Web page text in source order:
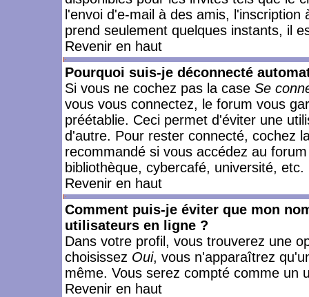
l'envoi d'e-mail à des amis,
prend seulement quelques instants, il
Revenir en haut
Pourquoi suis-je déconnecté
Si vous ne cochez pas la case Se
vous vous connectez, le forum vous
préétablie. Ceci permet d'éviter une
d'autre. Pour rester connecté, cochez
recommandé si vous accédez au
bibliothèque, cybercafé, université, etc.
Revenir en haut
Comment puis-je éviter que mon
utilisateurs en ligne ?
Dans votre profil, vous trouverez une
choisissez Oui, vous n'apparaîtrez
même. Vous serez compté comme un
Revenir en haut